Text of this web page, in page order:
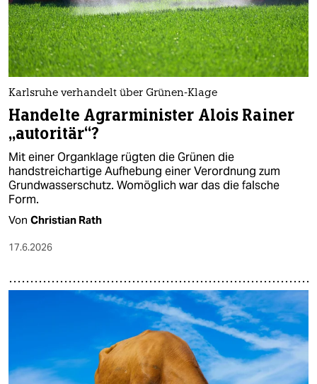
Karlsruhe verhandelt über Grünen-Klage
Handelte Agrarminister Alois Rainer
„autoritär“?
Mit einer Organklage rügten die Grünen die
handstreichartige Aufhebung einer Verordnung zum
Grundwasserschutz. Womöglich war das die falsche
Form.
Von Christian Rath
17.6.2026